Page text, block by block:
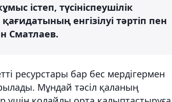
істеп, түсініспеушілік
енгізілуі тәртіп пен
Сматлаев.
ресурстары бар бес мердігермен
Мұндай тәсіл қаланың